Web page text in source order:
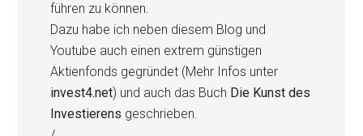
führen zu können.
Dazu habe ich neben diesem Blog und
Youtube auch einen extrem günstigen
Aktienfonds gegründet (Mehr Infos unter
invest4.net) und auch das Buch Die Kunst des
Investierens geschrieben.